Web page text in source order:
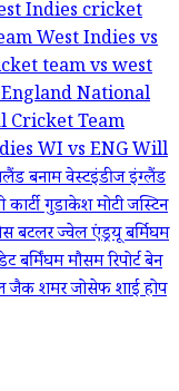
Indies cricket
West Indies vs
team vs west
National
Cricket Team
WI vs ENGWill
बनाम वेस्टइंडीजइंग्लैंड
कार्टीगुडाकेश मोटीजस्टिन
बटलरज्वेल एंड्रयूबर्मिघम
बर्मिंघम मौसम रिपोर्टबेन
जैकशमर जोसेफशाई होप